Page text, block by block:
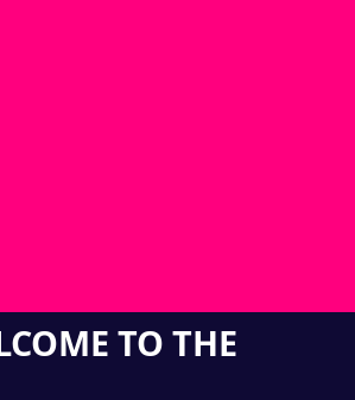
TO THE